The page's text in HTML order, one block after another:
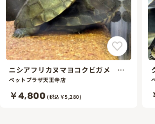
ニシアフリカヌマヨコクビガメ ｗ
ｃ
ペットプラザ天王寺店
￥4,800 (税込￥5,280)